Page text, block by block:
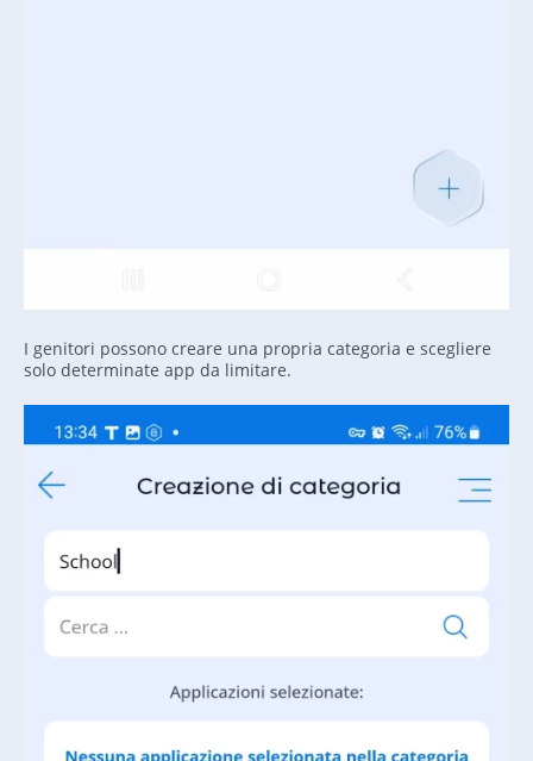
I genitori possono creare una propria categoria e scegliere
solo determinate app da limitare.